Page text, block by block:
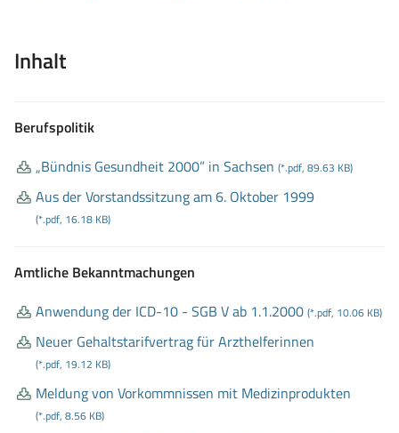
Inhalt
Berufspolitik
„Bündnis Gesundheit 2000” in Sachsen (*.pdf, 89.63 KB)
Aus der Vorstandssitzung am 6. Oktober 1999
(*.pdf, 16.18 KB)
Amtliche Bekanntmachungen
Anwendung der ICD-10 - SGB V ab 1.1.2000 (*.pdf, 10.06 KB)
Neuer Gehaltstarifvertrag für Arzthelferinnen
(*.pdf, 19.12 KB)
Meldung von Vorkommnissen mit Medizinprodukten
(*.pdf, 8.56 KB)